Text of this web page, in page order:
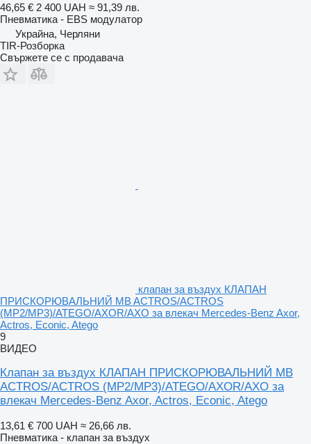
46,65 € 2 400 UAH ≈ 91,39 лв.
Пневматика - EBS модулатор
Украйна, Черляни
TIR-Розборка
Свържете се с продавача
клапан за въздух КЛАПАН
ПРИСКОРЮВАЛЬНИЙ MB ACTROS/ACTROS
(MP2/MP3)/ATEGO/AXOR/AXO за влекач Mercedes-Benz Axor,
Actros, Econic, Atego
9
ВИДЕО
Клапан за въздух КЛАПАН ПРИСКОРЮВАЛЬНИЙ MB
ACTROS/ACTROS (MP2/MP3)/ATEGO/AXOR/AXO за
влекач Mercedes-Benz Axor, Actros, Econic, Atego
13,61 € 700 UAH ≈ 26,66 лв.
Пневматика - клапан за въздух